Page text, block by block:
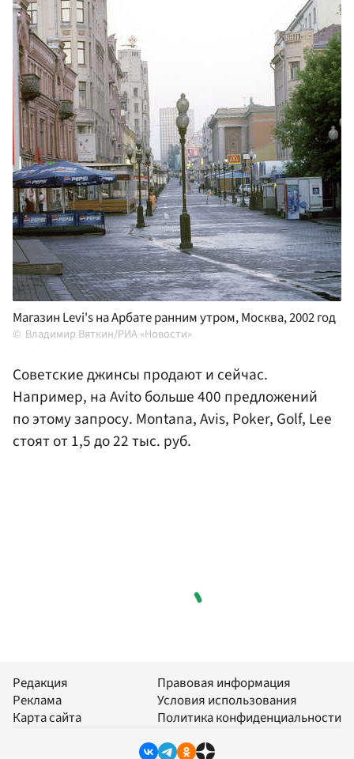
Магазин Levi's на Арбате ранним утром, Москва, 2002 год
Владимир Вяткин/РИА «Новости»
Советские джинсы продают и сейчас.
Например, на Avito больше 400 предложений
по этому запросу. Montana, Avis, Poker, Golf, Lee
стоят от 1,5 до 22 тыс. руб.
Редакция
Реклама
Карта сайта
Правовая информация
Условия использования
Политика конфиденциальности